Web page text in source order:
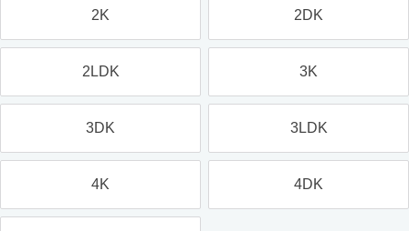
2K 2DK
2LDK 3K
3DK 3LDK
4K 4DK